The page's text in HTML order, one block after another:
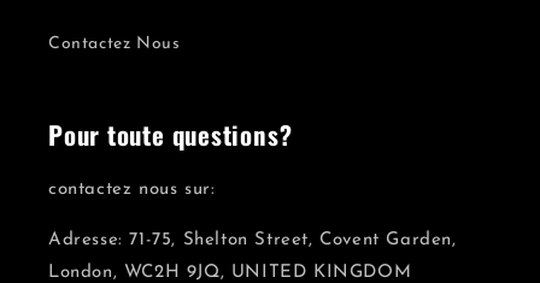
Contactez Nous
Pour toute questions?
contactez nous sur:
Adresse: 71-75, Shelton Street, Covent Garden,
London, WC2H 9JQ, UNITED KINGDOM